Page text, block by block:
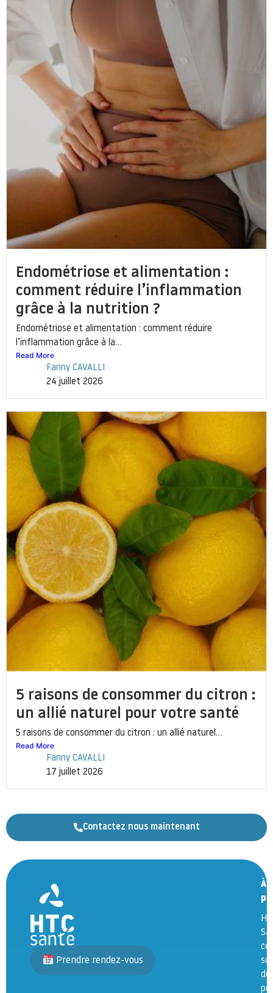
Endométriose et alimentation :
comment réduire l’inflammation
grâce à la nutrition ?
Endométriose et alimentation : comment réduire
l’inflammation grâce à la...
Read More
Fanny CAVALLI
24 juillet 2026
5 raisons de consommer du citron :
un allié naturel pour votre santé
5 raisons de consommer du citron : un allié naturel...
Read More
Fanny CAVALLI
17 juillet 2026
Contactez nous maintenant
Prendre rendez-vous
À
ce